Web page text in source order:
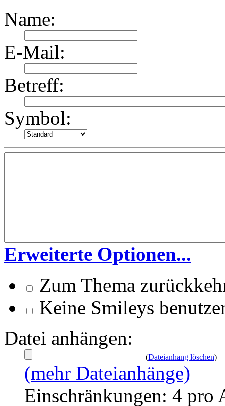
Name:
E-Mail:
Betreff:
Symbol:
Erweiterte Optionen...
Zum Thema
Keine Smileys
Datei anhängen:
(Dateianhang löschen)
(mehr Dateianhänge)
Einschränkungen: 4 pro